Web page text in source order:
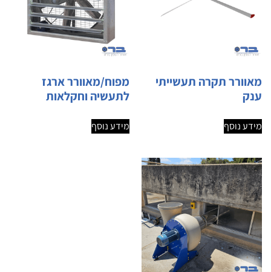
מאוורר תקרה תעשייתי
ענק
מידע נוסף
מפוח/מאוורר ארגז
לתעשיה וחקלאות
מידע נוסף